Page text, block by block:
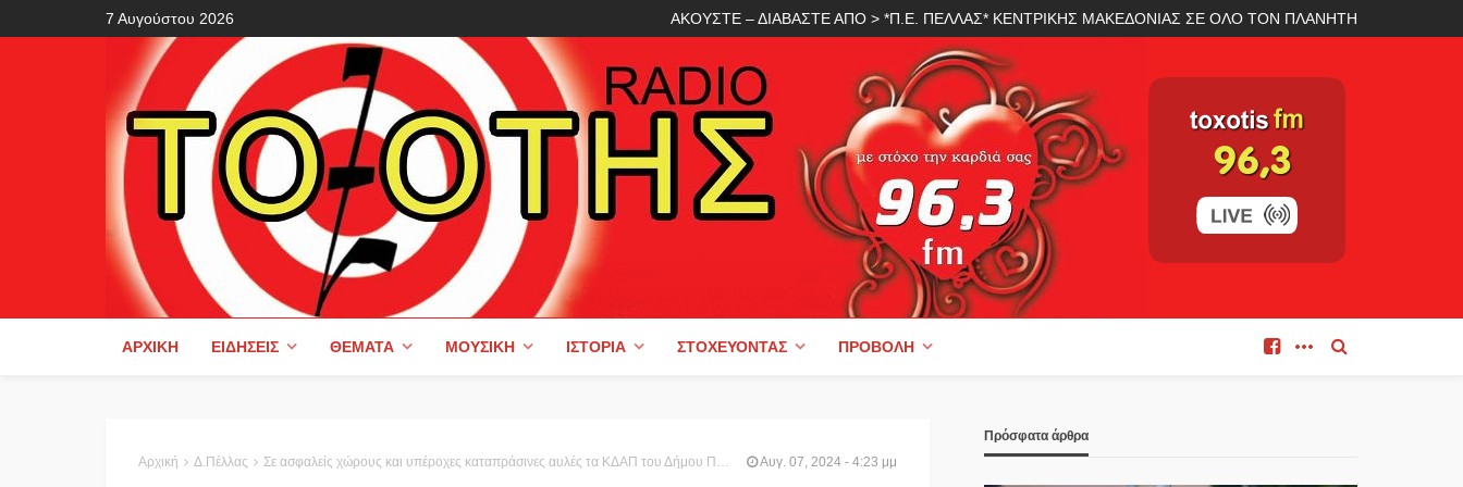
7 Αυγούστου 2026 ΑΚΟΥΣΤΕ – ΔΙΑΒΑΣΤΕ ΑΠΟ > *Π.Ε. ΠΕΛΛΑΣ* ΚΕΝΤΡΙΚΗΣ ΜΑΚΕΔΟΝΙΑΣ ΣΕ ΟΛΟ ΤΟΝ ΠΛΑΝΗΤΗ
ΑΡΧΙΚΉ ΕΙΔΉΣΕΙΣ ΘΈΜΑΤΑ ΜΟΥΣΙΚΉ ΙΣΤΟΡΊΑ ΣΤΟΧΕΎΟΝΤΑΣ ΠΡΟΒΟΛΉ
Αρχική Δ.Πέλλας Σε ασφαλείς χώρους και υπέροχες καταπράσινες αυλές τα ΚΔΑΠ του Δήμου Πέλλας Αυγ. 07, 2024 - 4:23 μμ
Πρόσφατα άρθρα